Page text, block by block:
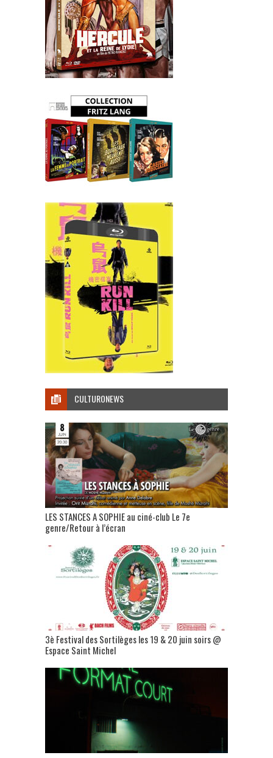
CULTURONEWS
LES STANCES A SOPHIE au ciné-club Le 7e
genre/Retour à l’écran
3è Festival des Sortilèges les 19 & 20 juin soirs @
Espace Saint Michel